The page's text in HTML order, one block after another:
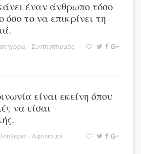
έναν άνθρωπο τόσο
όσο το να επικρίνει τη
· Συντηρητισμός
είναι εκείνη όπου
να είσαι
· Αφορισμοί